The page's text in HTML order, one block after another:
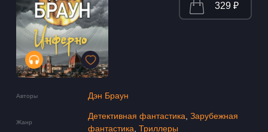
Авторы Дэн Браун
Жанр
Детективная фантастика Зарубежная
фантастика Триллеры
329 ₽